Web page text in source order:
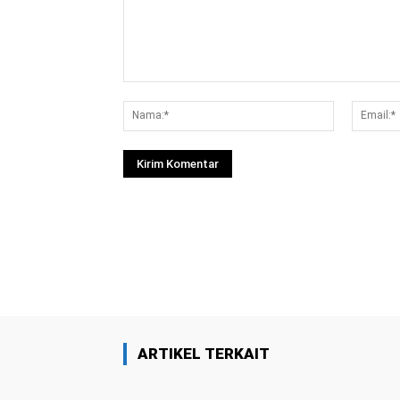
Nama:*
ARTIKEL TERKAIT